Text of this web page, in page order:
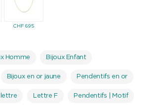
CHF695
Homme Bijoux Enfant
Bijoux en or jaune Pendentifs en or
lettre Lettre F Pendentifs | Motif